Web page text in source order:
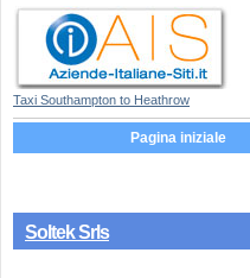
Taxi Southampton to Heathrow
Pagina iniziale
Soltek Srls